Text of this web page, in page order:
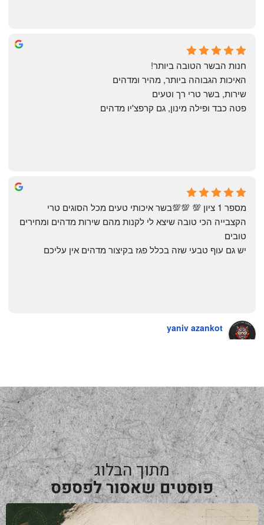
Annael Annael
9 months ago
The Artechology
a year ago
חנות הבשר הטובה ביותר!
האיכות הגבוהה ביותר, מהיר ומדהים
שירות, בשר טרי רך וטעים
פטה כבד ופילה מינון, גם קרפצ'יו מדהים
yaniv azankot
טובים
יש גם עוף טבעי שזה בכלל פגז בקיצור מדהים אין עליכם
מתוך הבלוג
פוסטים שאסור לפספס